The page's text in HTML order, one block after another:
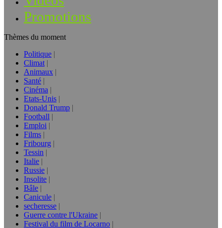
Promotions
Thèmes du moment
Politique
Climat
Animaux
Santé
Cinéma
Etats-Unis
Donald Trump
Football
Emploi
Films
Fribourg
Tessin
Italie
Russie
Insolite
Bâle
Canicule
secheresse
Guerre contre l'Ukraine
Festival du film de Locarno